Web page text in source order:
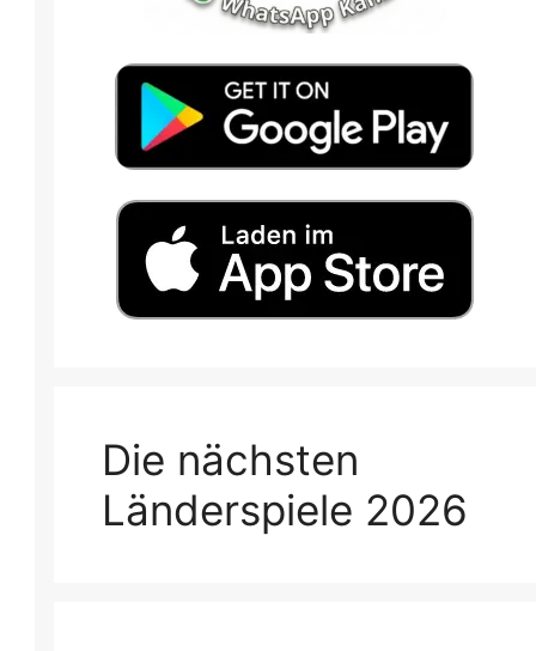
Die nächsten
Länderspiele 2026